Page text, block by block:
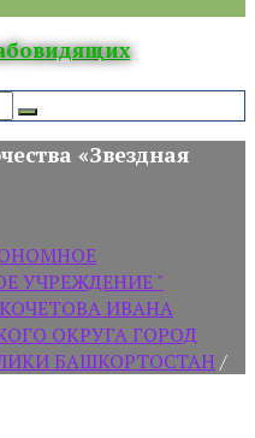
«Звездная
УЧРЕЖДЕНИЕ "
ИВАНА
ОКРУГА ГОРОД
БАШКОРТОСТАН /